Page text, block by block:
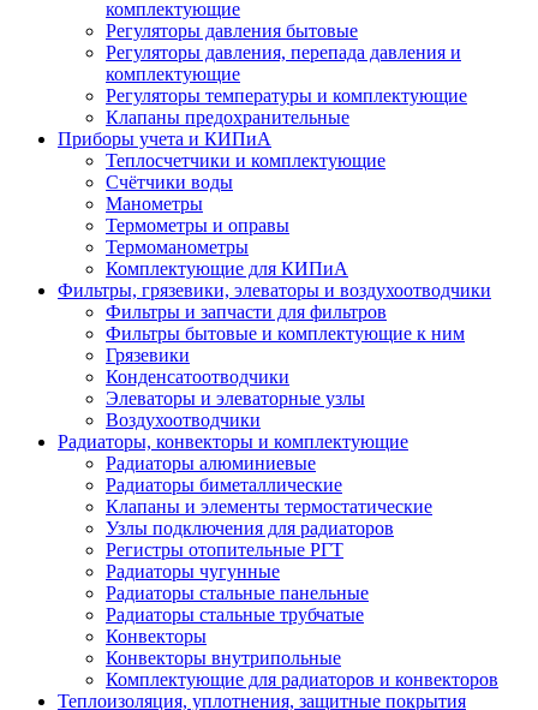
комплектующие
Регуляторы давления бытовые
Регуляторы давления, перепада давления и
комплектующие
Регуляторы температуры и комплектующие
Клапаны предохранительные
Приборы учета и КИПиА
Теплосчетчики и комплектующие
Счётчики воды
Манометры
Термометры и оправы
Термоманометры
Комплектующие для КИПиА
Фильтры, грязевики, элеваторы и воздухоотводчики
Фильтры и запчасти для фильтров
Фильтры бытовые и комплектующие к ним
Грязевики
Конденсатоотводчики
Элеваторы и элеваторные узлы
Воздухоотводчики
Радиаторы, конвекторы и комплектующие
Радиаторы алюминиевые
Радиаторы биметаллические
Клапаны и элементы термостатические
Узлы подключения для радиаторов
Регистры отопительные РГТ
Радиаторы чугунные
Радиаторы стальные панельные
Радиаторы стальные трубчатые
Конвекторы
Конвекторы внутрипольные
Комплектующие для радиаторов и конвекторов
Теплоизоляция, уплотнения, защитные покрытия